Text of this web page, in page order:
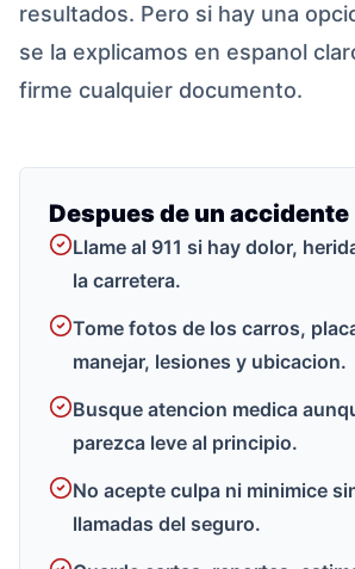
resultados. Pero si hay una
se la explicamos en espanol
firme cualquier documento.
Despues de un accidente
Llame al 911 si hay dolor,
la carretera.
Tome fotos de los carros,
manejar, lesiones y ubicacion.
Busque atencion medica
parezca leve al principio.
No acepte culpa ni minimice
llamadas del seguro.